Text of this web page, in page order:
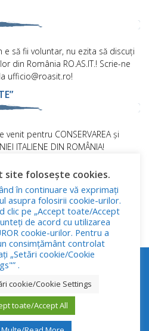
să fii voluntar, nu ezita să discuți
din România RO.AS.IT.! Scrie-ne
ufficio@roasit.ro!
pentru CONSERVAREA și
ITALIENE DIN ROMÂNIA!
Politica privind fișierele cookies
Personal
din România - RO.AS.IT.
rezervate.
site folosește cookies.
în continuare vă exprimați
asupra folosirii cookie-urilor.
clic pe „Accept toate/Accept
de acord cu utilizarea
cookie-urilor. Pentru a
consimțământ controlat
„Setări cookie/Cookie
.
cookie/Cookie Settings
toate/Accept All